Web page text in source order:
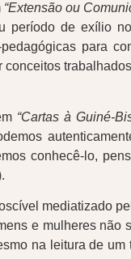
“Extensão ou
período de exílio
para
“Cartas à Guiné-
conhecê-lo,
mediatizado
e mulheres
na leitura de